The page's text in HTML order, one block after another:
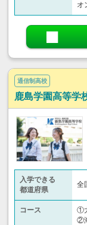
オ
通信制高校
鹿島学園高等学
入学できる
都道府県
全
コース
①
②